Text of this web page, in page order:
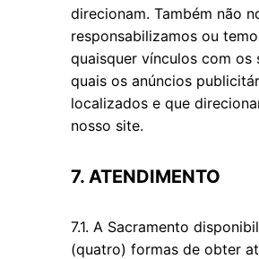
direcionam. Também não
responsabilizamos ou
quaisquer vínculos com os
quais os anúncios
localizados e que
nosso site.
7. ATENDIMENTO
7.1. A Sacramento
(quatro) formas de obter